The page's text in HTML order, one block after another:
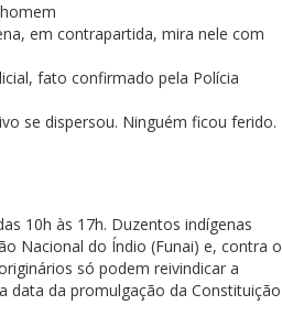
em contrapartida, mira nele com
fato confirmado pela Polícia
se dispersou. Ninguém ficou ferido.
10h às 17h. Duzentos indígenas
Nacional do Índio (Funai) e, contra o
só podem reivindicar a
data da promulgação da Constituição